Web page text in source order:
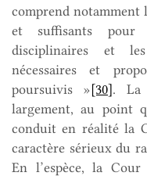
comprend notamment
et suffisants pour
disciplinaires et
nécessaires et
poursuivis »[30]. La
largement, au point
conduit en réalité la
caractère sérieux du
En l’espèce, la